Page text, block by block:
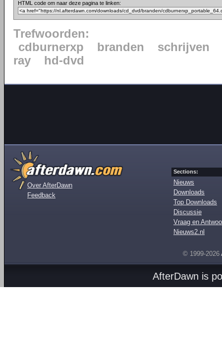
HTML code om naar deze pagina te linken:
Trefwoorden:
cdburnerxp
branden
schrijven
ray
hd-dvd
Over AfterDawn
Feedback
Sections:
Nieuws
Downloads
Top Downloads
Discussie
Vraag en
Nieuws2.nl
© 1999-2026
AfterDawn is